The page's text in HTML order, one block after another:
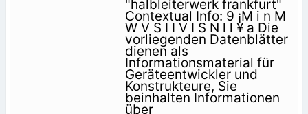
"halbleiterwerk frankfurt"
Contextual Info: 9 ¡M i n M
W V S I I V I S N l l ¥ a Die
vorliegenden Datenblätter
dienen als
Informationsmaterial für
Geräteentwickler und
Konstrukteure, Sie
beinhalten Informationen
über